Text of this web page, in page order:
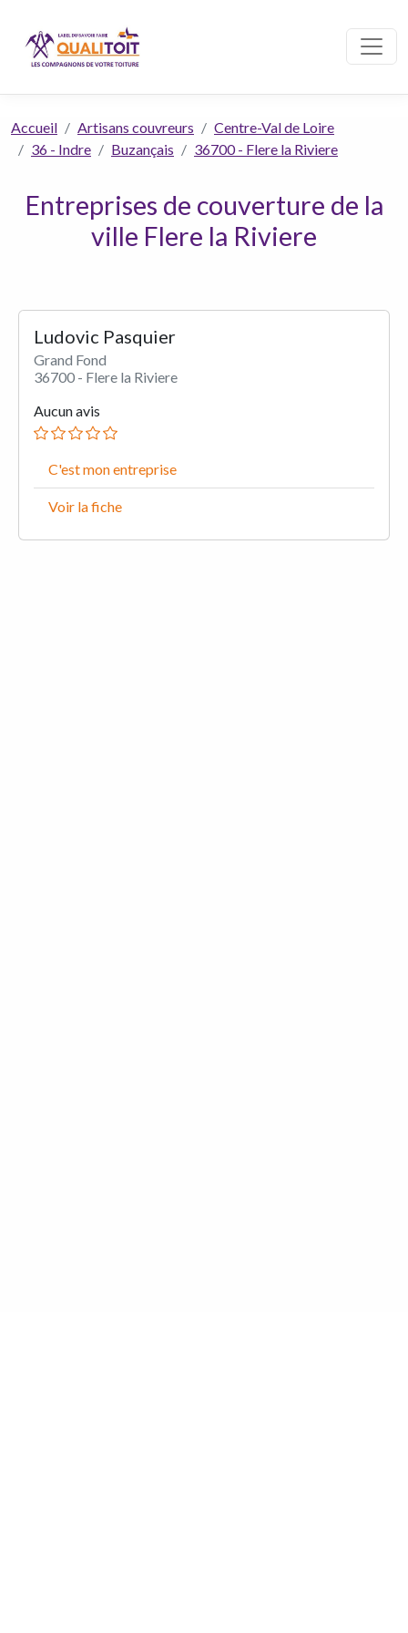
Accueil Artisans couvreurs
Centre-Val de Loire
36 - Indre
Buzançais 36700 - Flere la Riviere
Entreprises de couverture de la
ville Flere la Riviere
Ludovic Pasquier
Grand Fond
36700 - Flere la Riviere
Aucun avis
C'est mon entreprise
Voir la fiche